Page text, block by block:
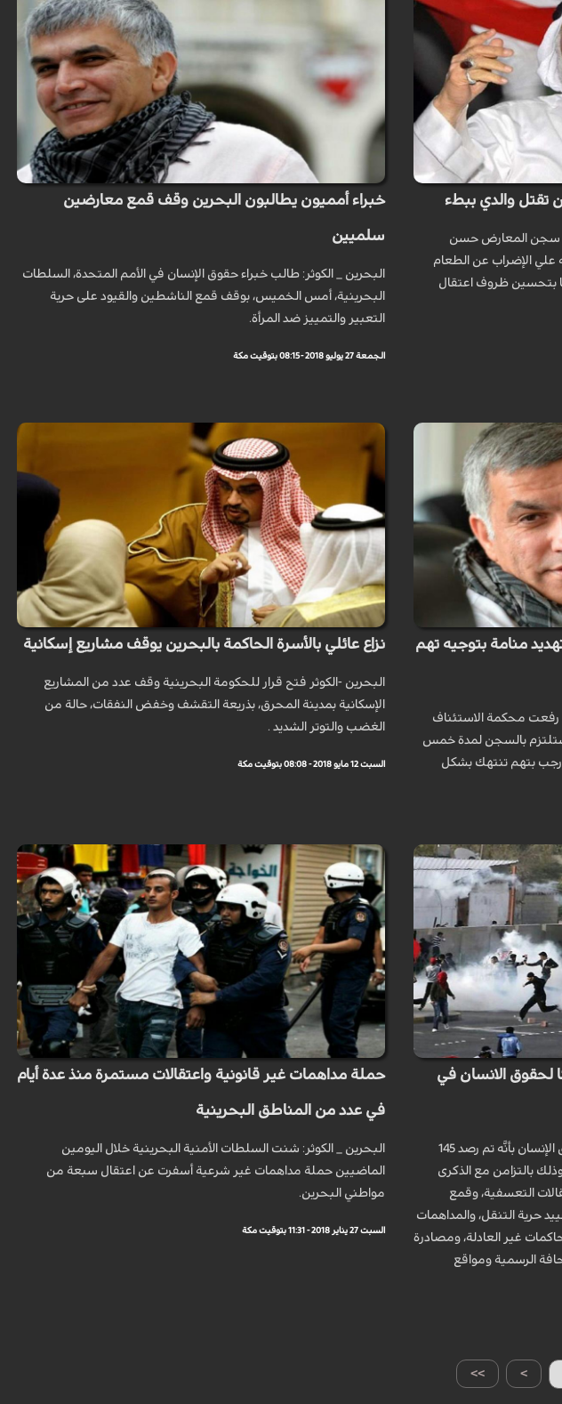
والدي ببطء
سجن المعارض حسن
الإضراب عن الطعام
بتحسين ظروف اعتقال
خبراء أمميون يطالبون البحرين وقف قمع معارضين
سلميين
البحرين _ الكوثر: طالب خبراء حقوق الإنسان في الأمم المتحدة، السلطات
البحرينية، أمس الخميس، بوقف قمع الناشطين والقيود على حرية
التعبير والتمييز ضد المرأة.
الجمعة 27 يوليو 2018 - 08:15 بتوقيت مكة
منامة بتوجيه تهم
_ الكوثر: في يوم الأحد 20 مايو 2018، رفعت محكمة الاستئناف
ستلتزم بالسجن لمدة خمس
رجب بتهم تنتهك بشكل
نزاع عائلي بالأسرة الحاكمة بالبحرين يوقف مشاريع إسكانية
البحرين -الكوثر فتح قرار للحكومة البحرينية وقف عدد من المشاريع
الإسكانية بمدينة المحرق، بذريعة التقشف وخفض النفقات، حالة من
الغضب والتوتر الشديد .
السبت 12 مايو 2018 - 08:08 بتوقيت مكة
ترتكب 145 انتهاكا لحقوق الانسان في
البحرين _ الكوثر: قال منتدى البحرين لحقوق الإنسان بأنَّه تم رصد 145
بالتزامن مع الذكرى
التعسفية، وقمع
حرية التنقل، والمداهمات
غير العادلة، ومصادرة
الرسمية ومواقع
حملة مداهمات غير قانونية واعتقالات مستمرة منذ عدة أيام
في عدد من المناطق البحرينية
البحرين _ الكوثر: شنت السلطات الأمنية البحرينية خلال اليومين
الماضيين حملة مداهمات غير شرعية أسفرت عن اعتقال سبعة من
مواطني البحرين.
السبت 27 يناير 2018 - 11:31 بتوقيت مكة
>> >